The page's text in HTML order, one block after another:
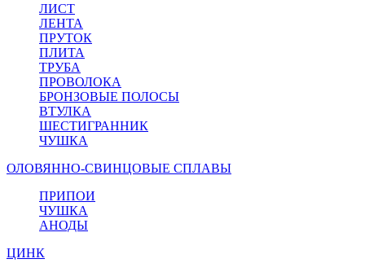
ЛИСТ
ЛЕНТА
ПРУТОК
ПЛИТА
ТРУБА
ПРОВОЛОКА
БРОНЗОВЫЕ ПОЛОСЫ
ВТУЛКА
ШЕСТИГРАННИК
ЧУШКА
ОЛОВЯННО-СВИНЦОВЫЕ СПЛАВЫ
ПРИПОИ
ЧУШКА
АНОДЫ
ЦИНК